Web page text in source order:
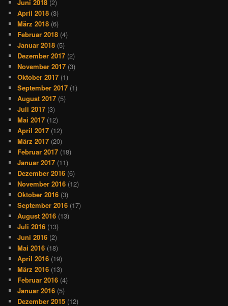
Juni 2018 (2)
April 2018 (3)
März 2018 (6)
Februar 2018 (4)
Januar 2018 (5)
Dezember 2017 (2)
November 2017 (3)
Oktober 2017 (1)
September 2017 (1)
August 2017 (5)
Juli 2017 (3)
Mai 2017 (12)
April 2017 (12)
März 2017 (20)
Februar 2017 (18)
Januar 2017 (11)
Dezember 2016 (6)
November 2016 (12)
Oktober 2016 (3)
September 2016 (17)
August 2016 (13)
Juli 2016 (13)
Juni 2016 (2)
Mai 2016 (18)
April 2016 (19)
März 2016 (13)
Februar 2016 (4)
Januar 2016 (5)
Dezember 2015 (12)